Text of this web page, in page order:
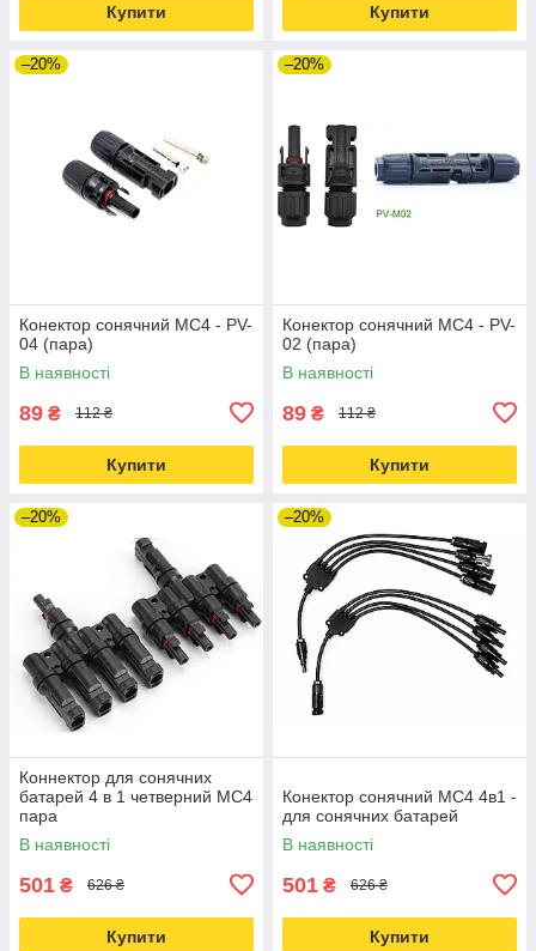
Купити Купити
–20%
Конектор сонячний MC4 - PV-
04 (пара)
В наявності
89 ₴ 112 ₴
Купити
–20%
Конектор сонячний MC4 - PV-
02 (пара)
В наявності
89 ₴ 112 ₴
Купити
–20%
Коннектор для сонячних
батарей 4 в 1 четверний MC4
пара
В наявності
501 ₴ 626 ₴
Купити
–20%
Конектор сонячний MC4 4в1 -
для сонячних батарей
В наявності
501 ₴ 626 ₴
Купити